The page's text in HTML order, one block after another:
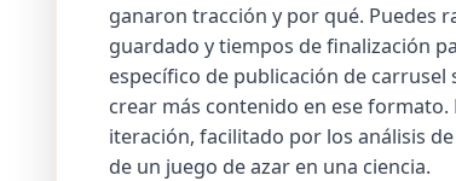
ganaron tracción y por qué. Puedes
guardado y tiempos de finalización
específico de publicación de
crear más contenido en ese formato.
iteración, facilitado por los análisis
de un juego de azar en una ciencia.